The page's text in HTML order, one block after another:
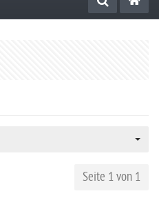
Seite 1 von 1